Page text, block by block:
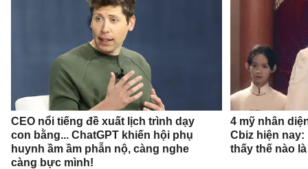
CEO nổi tiếng đề xuất lịch trình dạy
con bằng... ChatGPT khiến hội phụ
huynh ầm ầm phẫn nộ, càng nghe
càng bực mình!
4 mỹ nhân
Cbiz hiện nay:
thấy thế nào